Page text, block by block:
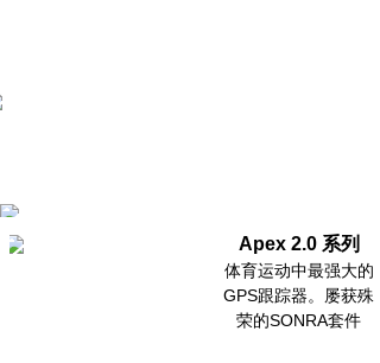
Apex 2.0 系列
体育运动中最强大的
GPS跟踪器。屡获殊
荣的SONRA套件